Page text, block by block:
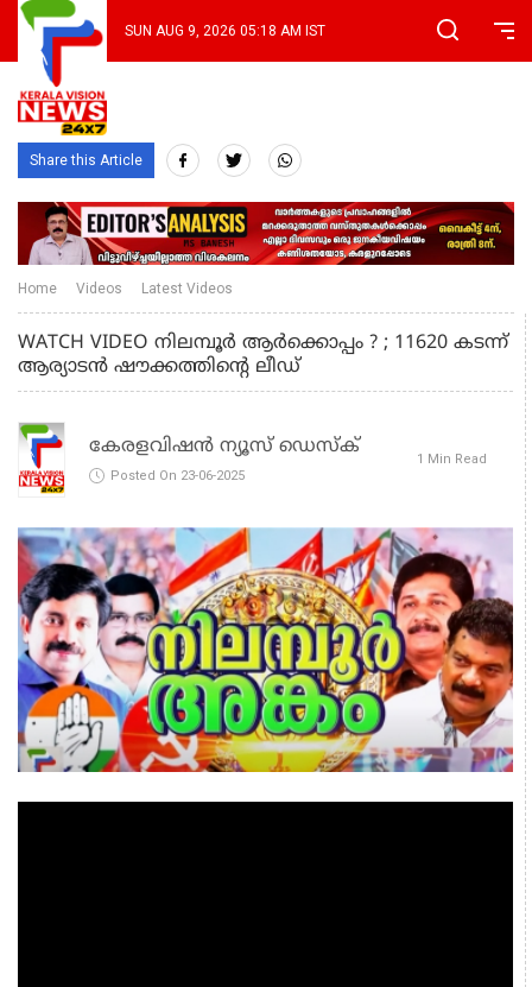
SUN AUG 9, 2026 05:18 AM IST
Share this Article
Home Videos Latest Videos
WATCH VIDEO നിലമ്പൂര്‍ ആര്‍ക്കൊപ്പം ? ; 11620 കടന്ന്
ആര്യാടൻ ഷൗക്കത്തിന്റെ ലീഡ്
കേരളവിഷൻ ന്യൂസ് ഡെസ്‌ക്
Posted On 23-06-2025
1 Min Read